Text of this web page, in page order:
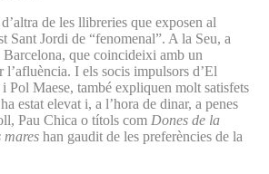
de les llibreries que exposen al
Sant Jordi de “fenomenal”. A la Seu, a
que coincideixi amb un
l’afluència. I els socis impulsors d’El
Maese, també expliquen molt satisfets
estat elevat i, a l’hora de dinar, a penes
Pau Chica o títols com Dones de la
mares han gaudit de les preferències de la